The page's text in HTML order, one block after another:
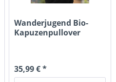
Wanderjugend Bio-
Kapuzenpullover
35,99 € *